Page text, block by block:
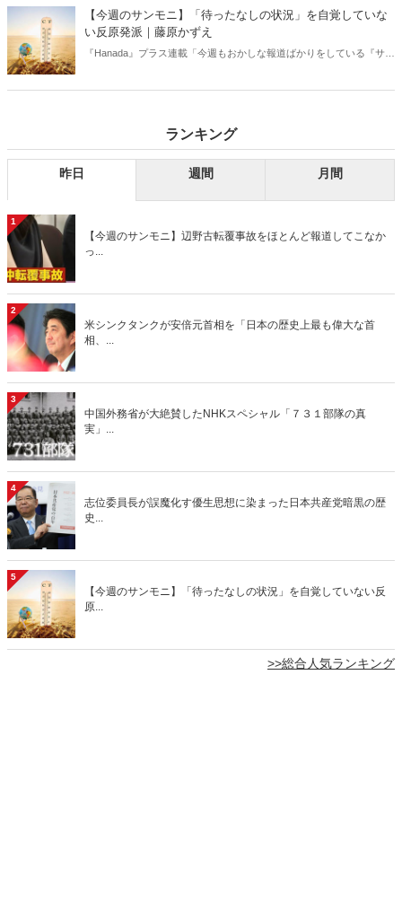
【今週のサンモニ】「待ったなしの状況」を自覚していな
い反原発派｜藤原かずえ
『Hanada』プラス連載「今週もおかしな報道ばかりをしている『サン
ランキング
昨日 週間 月間
1
【今週のサンモニ】辺野古転覆事故をほとんど報道してこなか
っ...
2
米シンクタンクが安倍元首相を「日本の歴史上最も偉大な首
相、...
3
中国外務省が大絶賛したNHKスペシャル「７３１部隊の真
実」...
4
志位委員長が誤魔化す優生思想に染まった日本共産党暗黒の歴
史...
5
【今週のサンモニ】「待ったなしの状況」を自覚していない反
原...
>>総合人気ランキング